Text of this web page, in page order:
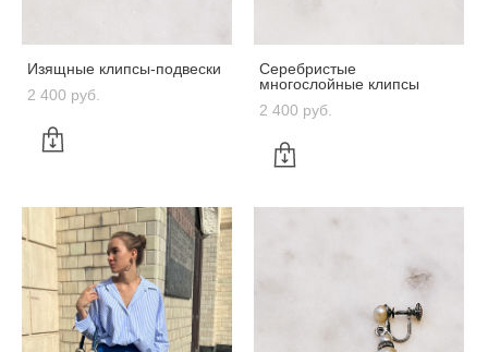
Изящные клипсы-подвески
2 400 pуб.
Серебристые
многослойные клипсы
2 400 pуб.